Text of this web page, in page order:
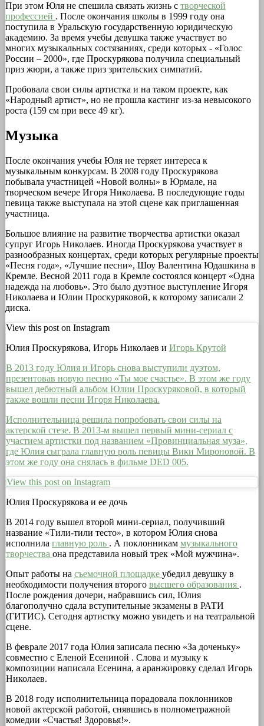
При этом Юля не спешила связать жизнь с творческой
профессией . После окончания школы в 1999 году она
поступила в Уральскую государственную юридическую
академию. За время учебы девушка также участвует во
многих музыкальных состязаниях, среди которых - «Голос
России – 2000», где Проскурякова получила специальный
приз жюри, а также приз зрительских симпатий.
Пробовала свои силы артистка и на таком проекте, как
«Народный артист», но не прошла кастинг из-за невысокого
роста (159 см при весе 49 кг).
Музыка
После окончания учебы Юля не теряет интереса к
музыкальным конкурсам. В 2008 году Проскурякова
побывала участницей «Новой волны» в Юрмале, на
творческом вечере Игоря Николаева. В последующие годы
певица также выступала на этой сцене как приглашенная
участница.
Большое влияние на развитие творчества артистки оказал
супруг Игорь Николаев. Иногда Проскурякова участвует в
разнообразных концертах, среди которых регулярные проекты
«Песня года», «Лучшие песни», Шоу Валентина Юдашкина в
Кремле. Весной 2011 года в Кремле состоялся концерт «Одна
надежда на любовь». Это было дуэтное выступление Игоря
Николаева и Юлии Проскуряковой, к которому записали 2
диска.
View this post on Instagram
Юлия Проскурякова, Игорь Николаев и Игорь Крутой
В 2013 году Юлия и Игорь снова выступили дуэтом,
презентовав новую песню «Ты мое счастье». В этом же году
вышел дебютный альбом Юлии Проскуряковой, в который
также вошли песни Игоря Николаева.
Исполнительница решила попробовать свои силы на
актерской стезе. В 2013-м вышел первый мини-сериал с
участием артистки под названием «Провинциальная муза»,
где Юлия сыграла главную роль певицы Вики Мироновой. В
этом же году она снялась в фильме DED 005.
View this post on Instagram
Юлия Проскурякова и ее дочь
В 2014 году вышел второй мини-сериал, получивший
название «Тили-тили тесто», в котором Юлия снова
исполнила главную роль . А поклонникам музыкального
творчества она представила новый трек «Мой мужчина».
Опыт работы на съемочной площадке убедил девушку в
необходимости получения второго высшего образования .
После рождения дочери, набравшись сил, Юлия
благополучно сдала вступительные экзамены в РАТИ
(ГИТИС). Сегодня артистку можно увидеть и на театральной
сцене.
В феврале 2017 года Юлия записала песню «За доченьку»
совместно с Еленой Есениной . Слова и музыку к
композиции написала Есенина, а аранжировку сделал Игорь
Николаев.
В 2018 году исполнительница порадовала поклонников
новой актерской работой, снявшись в полнометражной
комедии «Счастья! Здоровья!».